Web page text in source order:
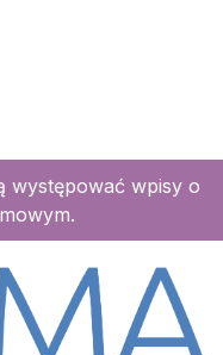
występować wpisy o